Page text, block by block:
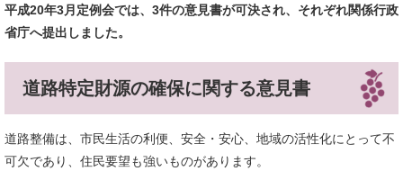
平成20年3月定例会では、3件の意見書が可決され、それぞれ関係行政
省庁へ提出しました。
道路特定財源の確保に関する意見書
道路整備は、市民生活の利便、安全・安心、地域の活性化にとって不
可欠であり、住民要望も強いものがあります。